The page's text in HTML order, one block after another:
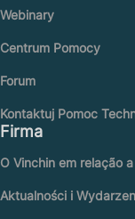
Webinary
Centrum Pomocy
Forum
Kontaktuj Pomoc
Firma
O Vinchin em relação a
Aktualności i